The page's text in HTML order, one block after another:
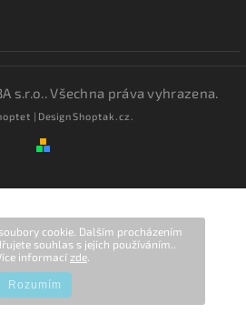
cookie. Dalším procházením
souhlas s jejich používáním..
informací zde.
Rozumím
s.r.o.. Všechna práva vyhrazena.
| DesignShoptak.cz.